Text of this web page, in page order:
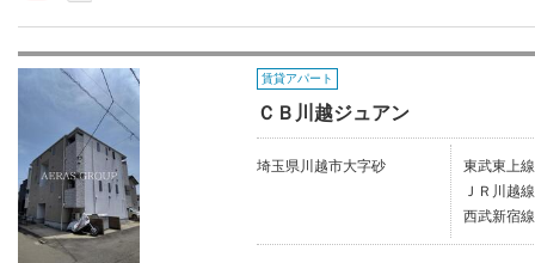
賃貸アパート
ＣＢ川越ジュアン
埼玉県川越市大字砂
東武東上
ＪＲ川越
西武新宿